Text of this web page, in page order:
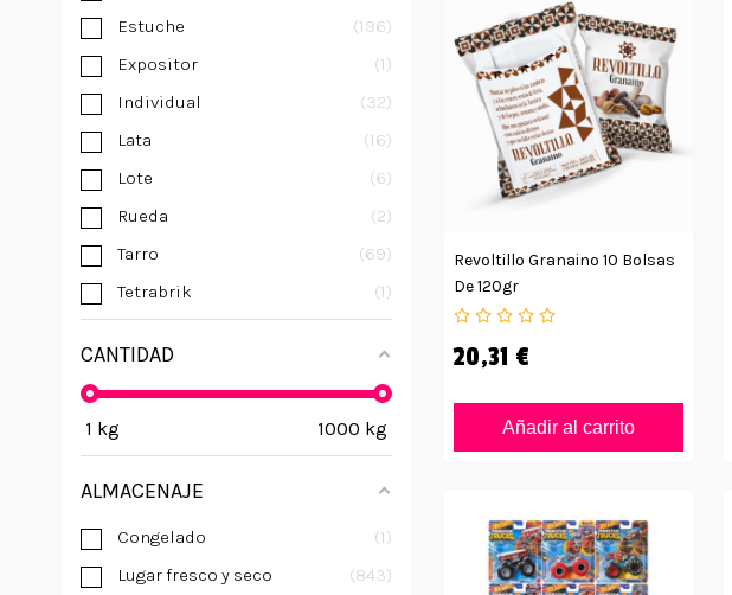
Estuche
196
Expositor
1
Individual
32
Lata
16
Lote
6
Rueda
2
Tarro
69
Tetrabrik
1
CANTIDAD
1 kg 1000 kg
ALMACENAJE
Congelado
1
Lugar fresco y seco
843
Revoltillo Granaino 10 Bolsas
De 120gr
20,31 €
Añadir al carrito